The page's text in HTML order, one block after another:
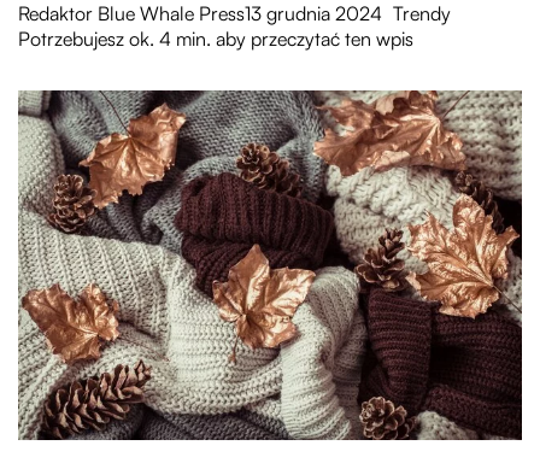
Redaktor Blue Whale Press13 grudnia 2024 Trendy
Potrzebujesz ok. 4 min. aby przeczytać ten wpis